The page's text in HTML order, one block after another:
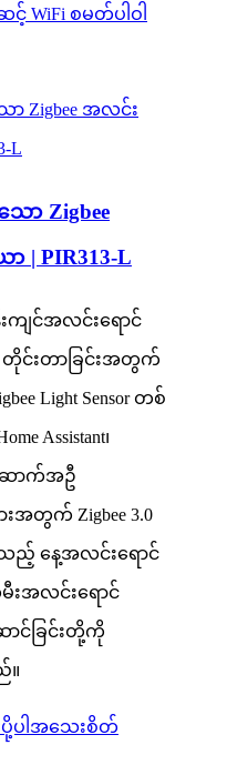
င့် WiFi စမတ်ပါဝါ
ာ Zigbee
| PIR313-L
ကျင်အလင်းရောင်
တိုင်းတာခြင်းအတွက်
Light Sensor တစ်
Assistant၊
ဆောက်အဦ
အတွက် Zigbee 3.0
ည့် နေ့အလင်းရောင်
းအလင်းရောင်
င်ခြင်းတို့ကို
။
ပါ အသေးစိတ်